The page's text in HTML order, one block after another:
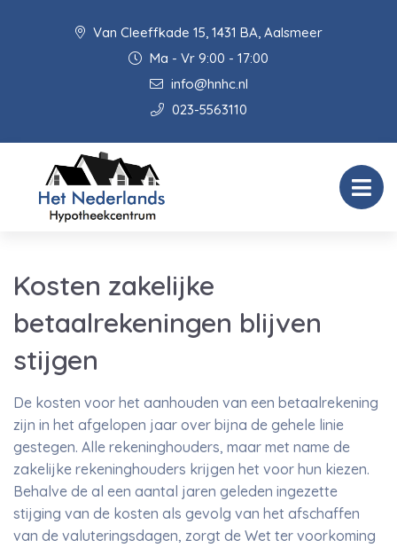
Van Cleeffkade 15, 1431 BA, Aalsmeer
Ma - Vr 9:00 - 17:00
info@hnhc.nl
023-5563110
Kosten zakelijke
betaalrekeningen blijven
stijgen
De kosten voor het aanhouden van een betaalrekening
zijn in het afgelopen jaar over bijna de gehele linie
gestegen. Alle rekeninghouders, maar met name de
zakelijke rekeninghouders krijgen het voor hun kiezen.
Behalve de al een aantal jaren geleden ingezette
stijging van de kosten als gevolg van het afschaffen
van de valuteringsdagen, zorgt de Wet ter voorkoming